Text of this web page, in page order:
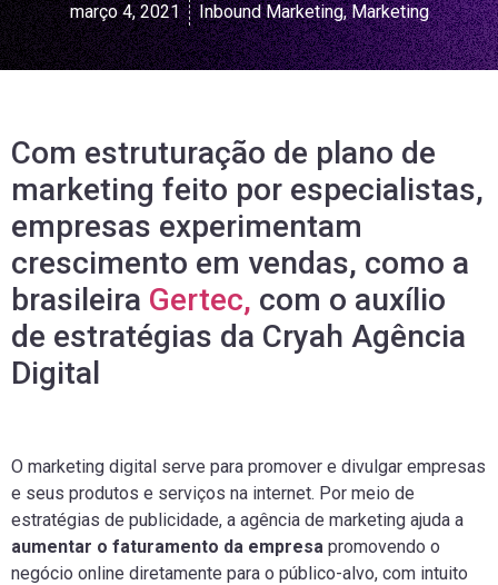
março 4, 2021 Inbound Marketing,Marketing
Com estruturação de plano de
marketing feito por especialistas,
empresas experimentam
crescimento em vendas, como a
brasileira Gertec, com o auxílio
de estratégias da Cryah Agência
Digital
O marketing digital serve para promover e divulgar empresas
e seus produtos e serviços na internet. Por meio de
estratégias de publicidade, a agência de marketing ajuda a
aumentar o faturamento da empresa promovendo o
negócio online diretamente para o público-alvo, com intuito